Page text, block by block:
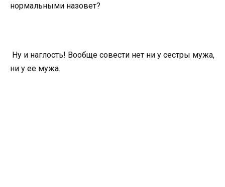
нормальными назовет?
Ну и наглость! Вообще совести нет ни у сестры мужа,
ни у ее мужа.